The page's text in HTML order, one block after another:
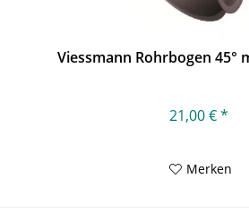
Viessmann Rohrbogen 45°
21,00 € *
Merken